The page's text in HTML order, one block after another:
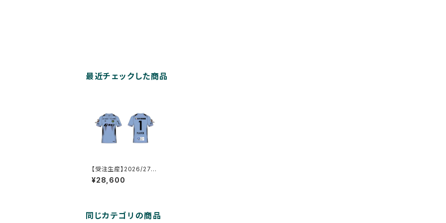
最近チェックした商品
【受注生産】2026/27オ
ーセンティックユニフォ
ーム_GK/2nd_ネーム&
¥28,600
同じカテゴリの商品